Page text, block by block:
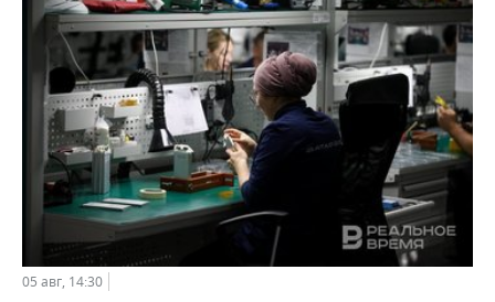
05 авг, 14:30